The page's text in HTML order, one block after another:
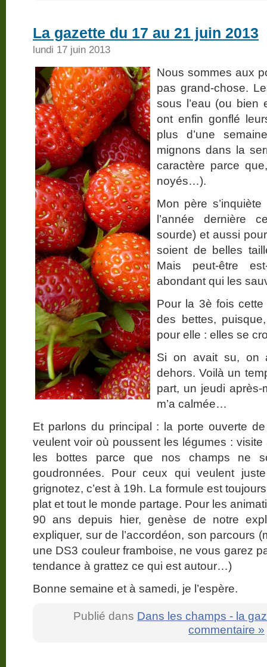
La gazette du 17 au 21 juin 2013
lundi 17 juin 2013
Nous sommes aux
pas grand-chose.
sous l’eau (ou bien
ont enfin gonflé
plus d’une
mignons dans la
caractère parce
noyés…).
Mon père
l’année dernière
sourde) et aussi
soient de belles
Mais peut-être
abondant qui les
Pour la 3è fois cette
des bettes,
pour elle : elles se
Si on avait su, on
dehors. Voilà un
part, un jeudi
m’a calmée…
Et parlons du principal : la porte ouverte
veulent voir où poussent les légumes : visite
les bottes parce que nos champs ne
goudronnées. Pour ceux qui veulent
grignotez, c’est à 19h. La formule est
plat et tout le monde partage. Pour les
90 ans depuis hier, genèse de notre
expliquer, sur de l’accordéon, son parcours
une DS3 couleur framboise, ne vous garez
tendance à grattez ce qui est autour…)
Bonne semaine et à samedi, je l’espère.
Publié dans Dans les champs - la
commentaire »